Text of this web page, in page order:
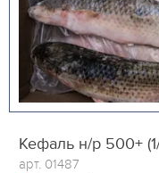
Кефаль н/р 500+
арт. 01487